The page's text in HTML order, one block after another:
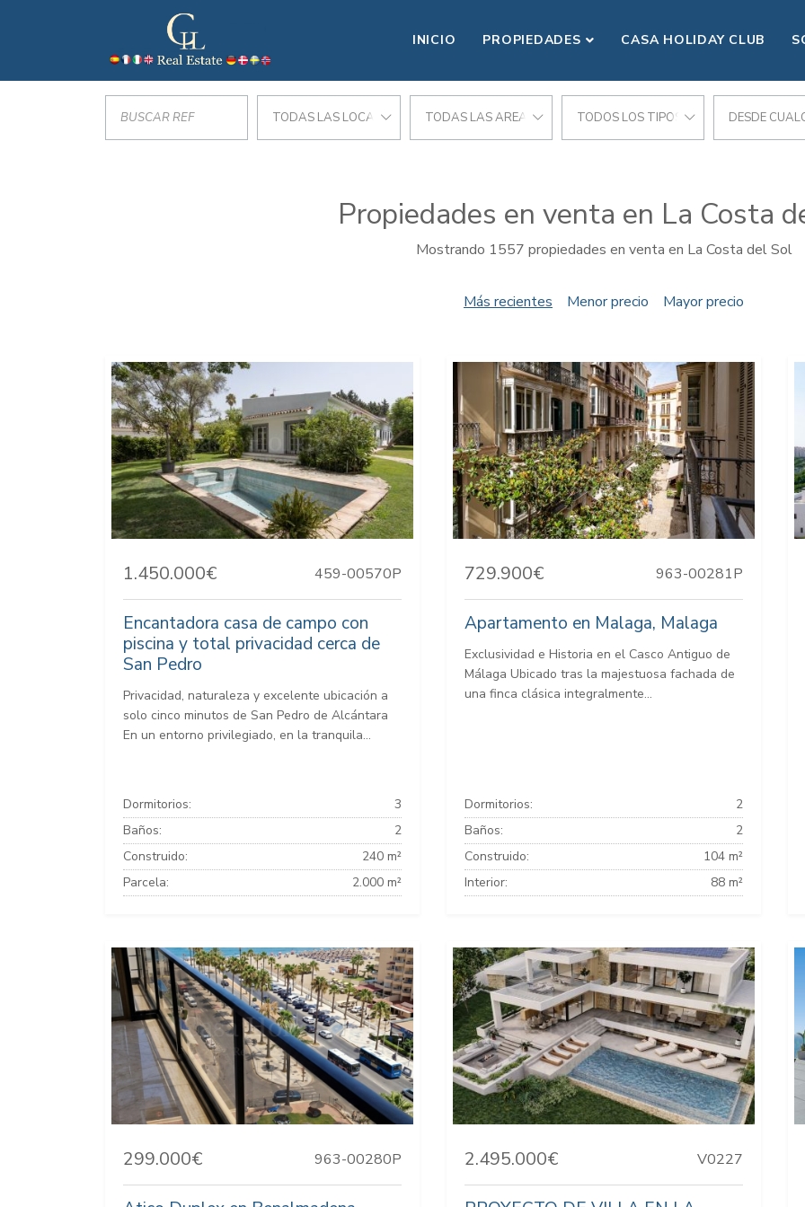
INICIO PROPIEDADES CASA HOLIDAY CLUB
TODAS LAS LOCALIZACIONESTODAS LAS AREAS TODOS LOS TIPOS DESDE
Propiedades en venta en La Costa
Mostrando 1557 propiedades en venta en La Costa del Sol
Más recientes Menor precio Mayor precio
1.450.000€ 459-00570P
Encantadora casa de campo con
piscina y total privacidad cerca de
San Pedro
Privacidad, naturaleza y excelente ubicación a
solo cinco minutos de San Pedro de Alcántara
En un entorno privilegiado, en la tranquila...
Dormitorios:
3
Baños:
2
Construido:
240 m²
Parcela:
2.000 m²
729.900€ 963-00281P
Apartamento en Malaga, Malaga
Exclusividad e Historia en el Casco Antiguo de
Málaga Ubicado tras la majestuosa fachada de
una finca clásica integralmente...
Dormitorios:
2
Baños:
2
Construido:
104 m²
Interior:
88 m²
299.000€ 963-00280P 2.495.000€ V0227